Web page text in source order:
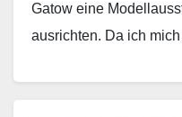
Gatow eine
ausrichten. Da ich